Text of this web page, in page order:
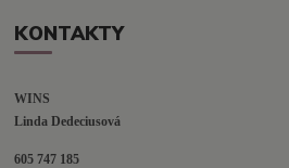
KONTAKTY
WINS
Linda Dedeciusová
605 747 185